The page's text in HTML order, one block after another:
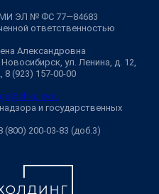
ЭЛ № ФС 77—84683
ответственностью
Александровна
ул. Ленина, д. 12,
8 (923) 157-00-00
и государственных
(800) 200-03-83 (доб.3)